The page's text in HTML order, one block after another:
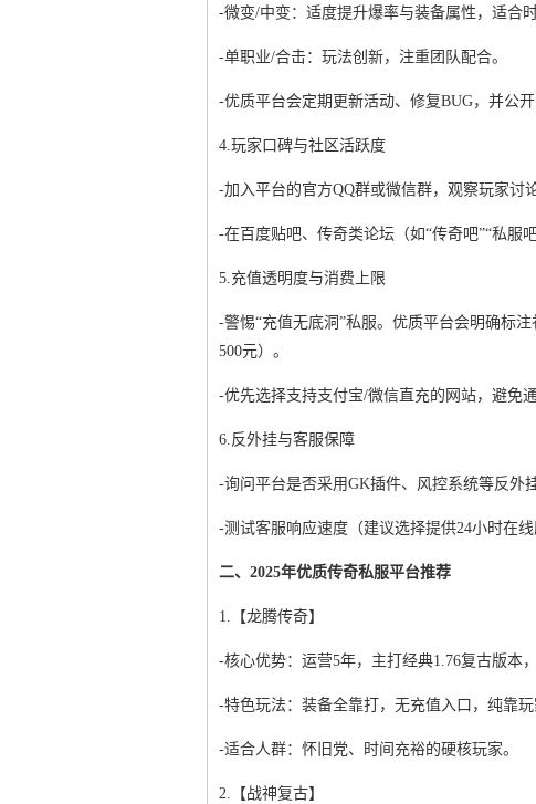
-微变/中变：适度提升爆率与装备属性，适合
-单职业/合击：玩法创新，注重团队配合。
-优质平台会定期更新活动、修复BUG，并公开
4.玩家口碑与社区活跃度
-加入平台的官方QQ群或微信群，观察玩家讨
-在百度贴吧、传奇类论坛（如“传奇吧”“私服
5.充值透明度与消费上限
-警惕“充值无底洞”私服。优质平台会明确标
500元）。
-优先选择支持支付宝/微信直充的网站，避免
6.反外挂与客服保障
-询问平台是否采用GK插件、风控系统等反外
-测试客服响应速度（建议选择提供24小时在线
二、2025年优质传奇私服平台推荐
1.【龙腾传奇】
-核心优势：运营5年，主打经典1.76复古版本
-特色玩法：装备全靠打，无充值入口，纯靠玩
-适合人群：怀旧党、时间充裕的硬核玩家。
2.【战神复古】